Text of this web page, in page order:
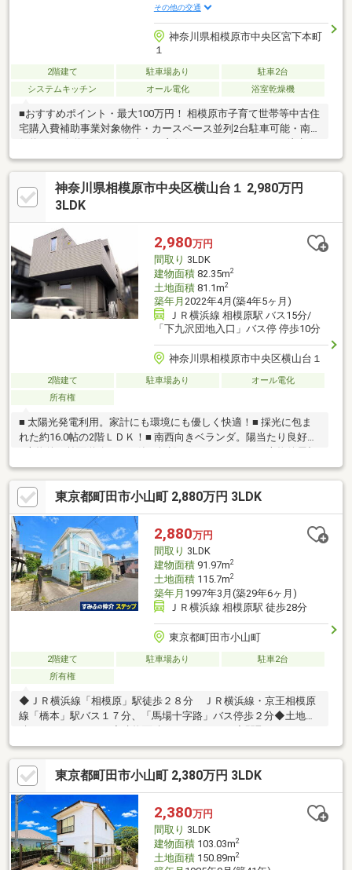
その他の交通
神奈川県相模原市中央区宮下本町
１
2階建て 駐車場あり
駐車2台
システムキッチン
オール電化 浴室乾燥機
■おすすめポイント・最大100万円！ 相模原市子育て世帯等中古住
宅購入費補助事業対象物件・カースペース並列2台駐車可能・南西
側約4.5m公道面につき陽当たり良好・スーパーベルクまで徒歩2
分・室内大変丁寧にご使用されておりますおかげさまで創業17周
年！相模原エリアの不動産購入なら「センチュリー21ツーユーハ
ウジング」にお任せください！地元に精通したスタッフが丁寧に
対応させていただきます。◆ご案内方法 最寄り駅等でお待ち合
さい。◆ご予約方法 電話またはメールにてご予約ください。
神奈川県相模原市中央区横山台１ 2,980万円
3LDK
2,980万円
間取り 3LDK
建物面積82.35m2
土地面積81.1m2
築年月 2022年4月(築4年5ヶ月)
ＪＲ横浜線 相模原駅 バス15分/
「下九沢団地入口」バス停 停歩10分
神奈川県相模原市中央区横山台１
2階建て 駐車場あり
オール電化
所有権
■ 太陽光発電利用。家計にも環境にも優しく快適！■ 採光に包ま
れた約16.0帖の2階ＬＤＫ！■ 南西向きベランダ。陽当たり良好！
に設置されている太陽光発電に関して名義変更が必要となり、費
用が発生いたします（買主負担）。
東京都町田市小山町 2,880万円 3LDK
2,880万円
間取り 3LDK
建物面積91.97m2
土地面積115.7m2
築年月 1997年3月(築29年6ヶ月)
ＪＲ横浜線 相模原駅 徒歩28分
東京都町田市小山町
2階建て 駐車場あり
駐車2台
所有権
◆ＪＲ横浜線「相模原」駅徒歩２８分 ＪＲ横浜線・京王相模原
線「橋本」駅バス１７分、「馬場十字路」バス停歩２分◆土地面
積：１１５．７０㎡◆建物面積：９１．９７㎡◆間取り：３ＬＤ
Ｋ◆１９９７年３月築、木造２階建◆カースペース２台分（車種
による）～Sales Point～◎閑静な住宅街◎整形地◎公園やスーパ
ーといった生活施設が８分圏内にあり◎豊富な収納スペースで住
空間をすっきりキープ◎車通りの少ない幅員約６.０ｍの前面道路
◎トイレが各階にあり◎全居室二面採光
東京都町田市小山町 2,380万円 3LDK
2,380万円
間取り 3LDK
建物面積103.03m2
土地面積150.89m2